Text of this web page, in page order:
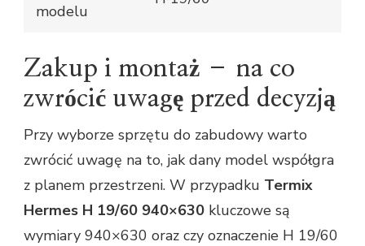
modelu
Zakup i montaż – na co
zwrócić uwagę przed decyzją
Przy wyborze sprzętu do zabudowy warto
zwrócić uwagę na to, jak dany model współgra
z planem przestrzeni. W przypadku Termix
Hermes H 19/60 940×630 kluczowe są
wymiary 940×630 oraz czy oznaczenie H 19/60